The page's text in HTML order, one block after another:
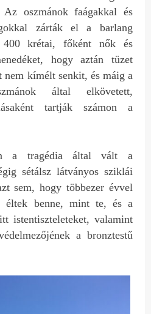
Az oszmánok faágakkal és
zárták el a barlang
400 krétai, főként nők és
hogy aztán tüzet
kímélt senkit, és máig a
által elkövetett,
tartják számon a
a tragédia által vált a
sétálsz látványos sziklái
sem, hogy többezer évvel
éltek benne, mint te, és a
istentiszteleteket, valamint
a bronztestű